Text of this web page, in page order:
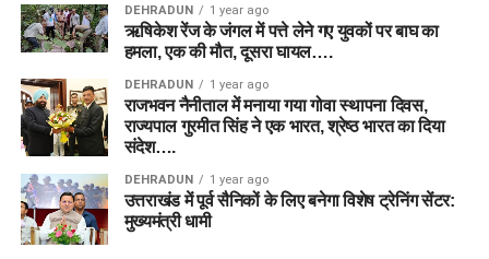
DEHRADUN 1 year ago
ऋषिकेश रेंज के जंगल में पत्ते लेने गए युवकों पर बाघ का
हमला, एक की मौत, दूसरा घायल….
DEHRADUN 1 year ago
राजभवन नैनीताल में मनाया गया गोवा स्थापना दिवस,
राज्यपाल गुरमीत सिंह ने एक भारत, श्रेष्ठ भारत का दिया
संदेश….
DEHRADUN 1 year ago
उत्तराखंड में पूर्व सैनिकों के लिए बनेगा विशेष ट्रेनिंग सेंटर:
मुख्यमंत्री धामी